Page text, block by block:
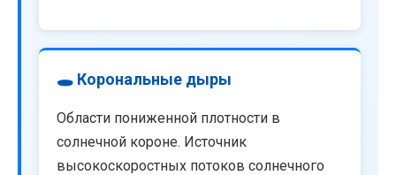
🕳️ Корональные дыры
Области пониженной плотности в
солнечной короне. Источник
высокоскоростных потоков солнечного